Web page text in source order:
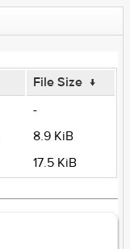
File Size ↓
-
8.9 KiB
17.5 KiB